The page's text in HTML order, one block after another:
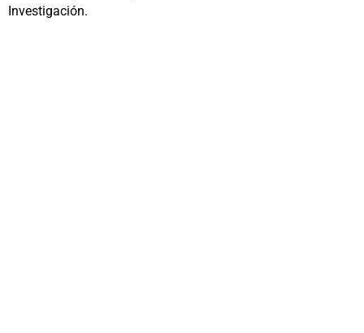
Investigación.